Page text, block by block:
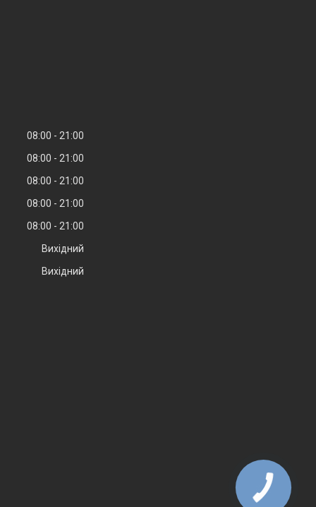
08:00
21:00
08:00
21:00
08:00
21:00
08:00
21:00
08:00
21:00
Вихідний
Вихідний